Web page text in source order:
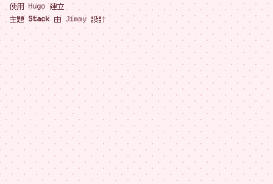
使用 Hugo 建立
主題 Stack 由 Jimmy 設計